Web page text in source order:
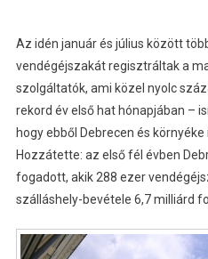
Az idén január és július között
vendégéjszakát regisztráltak a
szolgáltatók, ami közel nyolc
rekord év első hat hónapjában –
hogy ebből Debrecen és
Hozzátette: az első fél évben
fogadott, akik 288 ezer
szálláshely-bevétele 6,7 milliárd